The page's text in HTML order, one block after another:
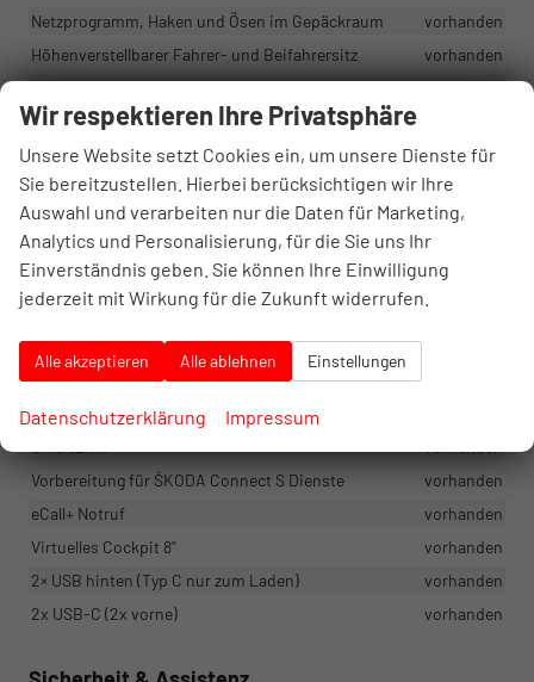
Netzprogramm, Haken und Ösen im Gepäckraum
vorhanden
Höhenverstellbarer Fahrer- und Beifahrersitz
vorhanden
Lordosenstützen an den Vordersitzen
vorhanden
2-Speichen-PUR-Lenkrad
Manuelle Klimaanlage mit Pollenfilter
vorhanden
Interior Loft - schwarz/grau
vorhanden
Easy Start – schlüsselloses Starten
vorhanden
Armlehne vorne mit JumboBox
vorhanden
Taschen auf der Rückseite der Vordersitze
Infotainment & Kommunikation
Media 8,25" - Bluetooth, 8 Lautsprecher, DAB, kabelloser
Vorbereitung für ŠKODA Connect S Dienste
vorhanden
eCall+ Notruf
vorhanden
Virtuelles Cockpit 8"
vorhanden
2× USB hinten (Typ C nur zum Laden)
vorhanden
2x USB-C (2x vorne)
vorhanden
Wir respektieren Ihre Privatsphäre
Unsere Website setzt Cookies ein, um unsere Dienste für
Sie bereitzustellen. Hierbei berücksichtigen wir Ihre
Auswahl und verarbeiten nur die Daten für Marketing,
Analytics und Personalisierung, für die Sie uns Ihr
Einverständnis geben. Sie können Ihre Einwilligung
jederzeit mit Wirkung für die Zukunft widerrufen.
Alle akzeptieren Alle ablehnen Einstellungen
Datenschutzerklärung Impressum